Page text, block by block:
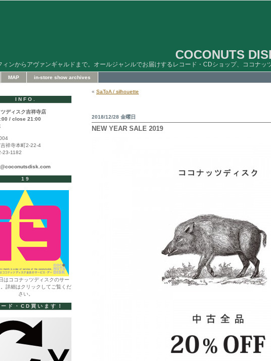
COCONUTS
ィンからアヴァンギャルドまで。オールジャンルでお届けするレコード・CDショップ、ココナッ
MAP in-store show archives
« SaToA / silhouette
2018/12/28 金曜日
NEW YEAR SALE 2019
INFO.
ディスク吉祥寺店
/ close 21:00
祥寺本町2-22-4
23-1182
19
はココナッツディスクのサー
。詳細はクリックしてご覧くだ
さい。
ード・CD買います！